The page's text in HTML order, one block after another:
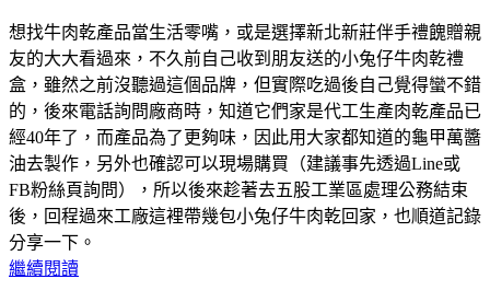
想找牛肉乾產品當生活零嘴，或是選擇新北新莊伴手禮餽贈親
友的大大看過來，不久前自己收到朋友送的小兔仔牛肉乾禮
盒，雖然之前沒聽過這個品牌，但實際吃過後自己覺得蠻不錯
的，後來電話詢問廠商時，知道它們家是代工生產肉乾產品已
經40年了，而產品為了更夠味，因此用大家都知道的龜甲萬醬
油去製作，另外也確認可以現場購買（建議事先透過Line或
FB粉絲頁詢問），所以後來趁著去五股工業區處理公務結束
後，回程過來工廠這裡帶幾包小兔仔牛肉乾回家，也順道記錄
分享一下。
繼續閱讀